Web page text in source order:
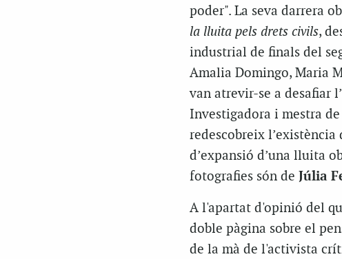
poder". La seva darrera
la lluita pels drets civils,
industrial de finals del
Amalia Domingo, Maria
van atrevir-se a desafiar
Investigadora i mestra
redescobreix
d’expansió d’una lluita
fotografies són de Júlia
A l'apartat d'opinió del
doble pàgina sobre el
de la mà de l'activista